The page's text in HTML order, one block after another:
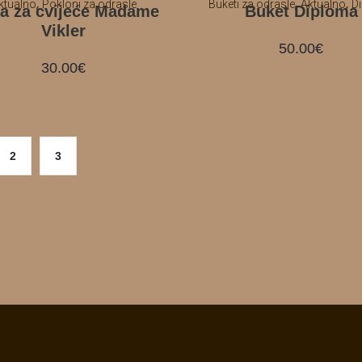
, Pokloni za odrasle
za cvijeće Madame
Vikler
30.00€
Buketi za odrasle,Aktualno,
Buket Diploma
50.00€
2 3